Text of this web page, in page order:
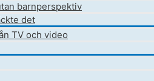
barnperspektiv
det
TV och video